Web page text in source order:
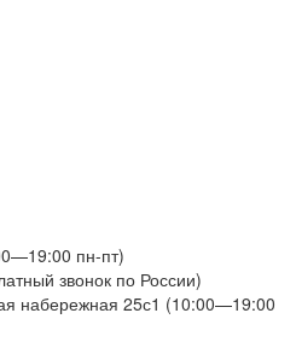
пн-пт)
звонок по России)
набережная 25с1 (10:00—19:00